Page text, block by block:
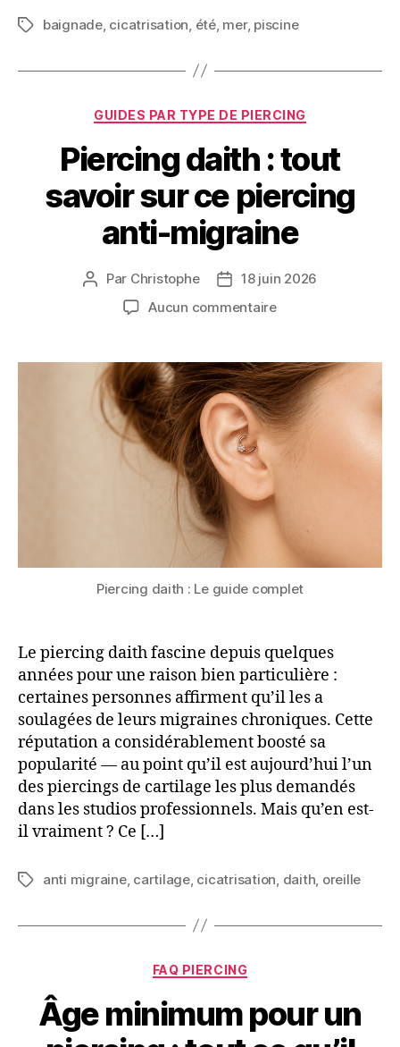
Étiquettes
baignade, cicatrisation, été, mer, piscine
Catégories
GUIDES PAR TYPE DE PIERCING
Piercing daith : tout
savoir sur ce piercing
anti-migraine
Auteur
l’article
Par Christophe
Date18 juin 2026
Aucun commentairesur
:
tout
savoir
sur
ce
piercing
Piercing daith : Le guide complet
Le piercing daith fascine depuis quelques
années pour une raison bien particulière :
certaines personnes affirment qu’il les a
soulagées de leurs migraines chroniques. Cette
réputation a considérablement boosté sa
popularité — au point qu’il est aujourd’hui l’un
des piercings de cartilage les plus demandés
dans les studios professionnels. Mais qu’en est-
il vraiment ? Ce […]
Étiquettes
anti migraine, cartilage, cicatrisation, daith, oreille
Catégories
FAQ PIERCING
Âge minimum pour un